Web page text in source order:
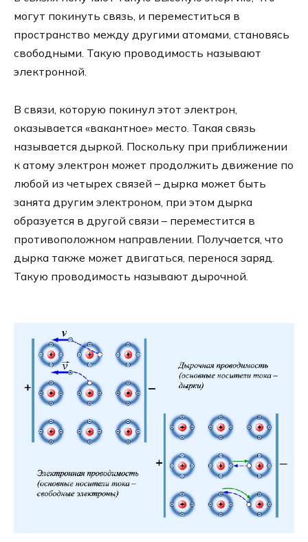
могут покинуть связь, и переместиться в
пространство между другими атомами, становясь
свободными. Такую проводимость называют
электронной.
В связи, которую покинул этот электрон,
оказывается «вакантное» место. Такая связь
называется дыркой. Поскольку при приближении
к атому электрон может продолжить движение по
любой из четырех связей – дырка может быть
занята другим электроном, при этом дырка
образуется в другой связи – переместится в
противоположном направлении. Получается, что
дырка также может двигаться, перенося заряд.
Такую проводимость называют дырочной.